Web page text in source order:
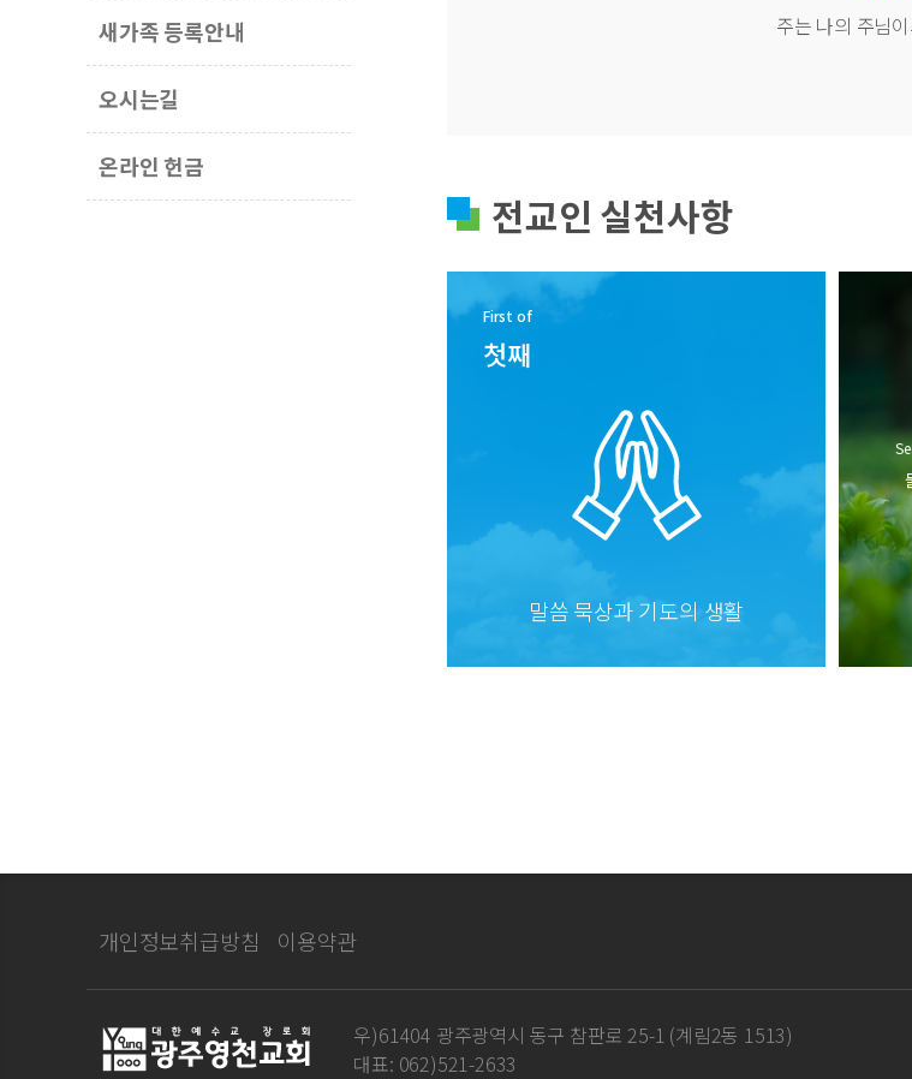
새가족 등록안내
오시는길
온라인 헌금
주는 나의 주님
전교인 실천사항
First of
첫째
말씀 묵상과 기도의 생활
개인정보취급방침 이용약관
우)61404 광주광역시 동구 참판로 25-1 (계림2동 1513)
대표: 062)521-2633